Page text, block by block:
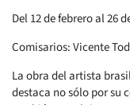
Del 12 de febrero al 26
Comisarios: Vicente
La obra del artista
destaca no sólo por su